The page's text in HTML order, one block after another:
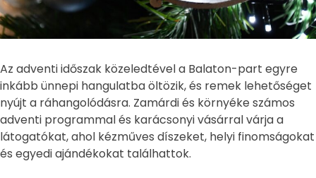
Az adventi időszak közeledtével a Balaton-part egyre
inkább ünnepi hangulatba öltözik, és remek lehetőséget
nyújt a ráhangolódásra. Zamárdi és környéke számos
adventi programmal és karácsonyi vásárral várja a
látogatókat, ahol kézműves díszeket, helyi finomságokat
és egyedi ajándékokat találhattok.